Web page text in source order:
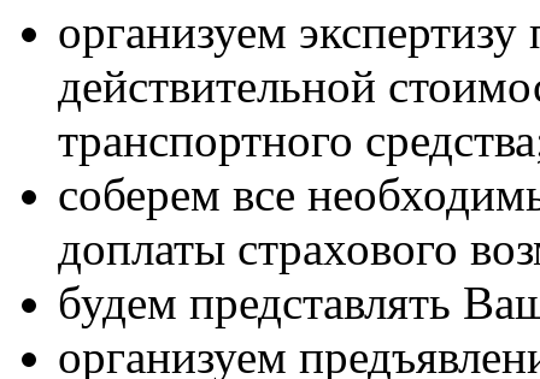
организуем
действительной
транспортного
соберем все
доплаты страхового
будем представлять
организуем